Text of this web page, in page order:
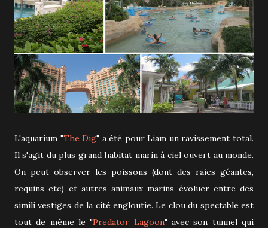
L'aquarium "The Dig" a été pour Liam un ravissement total.
Il s'agit du plus grand habitat marin à ciel ouvert au monde.
On peut observer les poissons (dont des raies géantes,
requins etc) et autres animaux marins évoluer entre des
simili vestiges de la cité engloutie. Le clou du spectable est
tout de même le "Predator Lagoon" avec son tunnel qui